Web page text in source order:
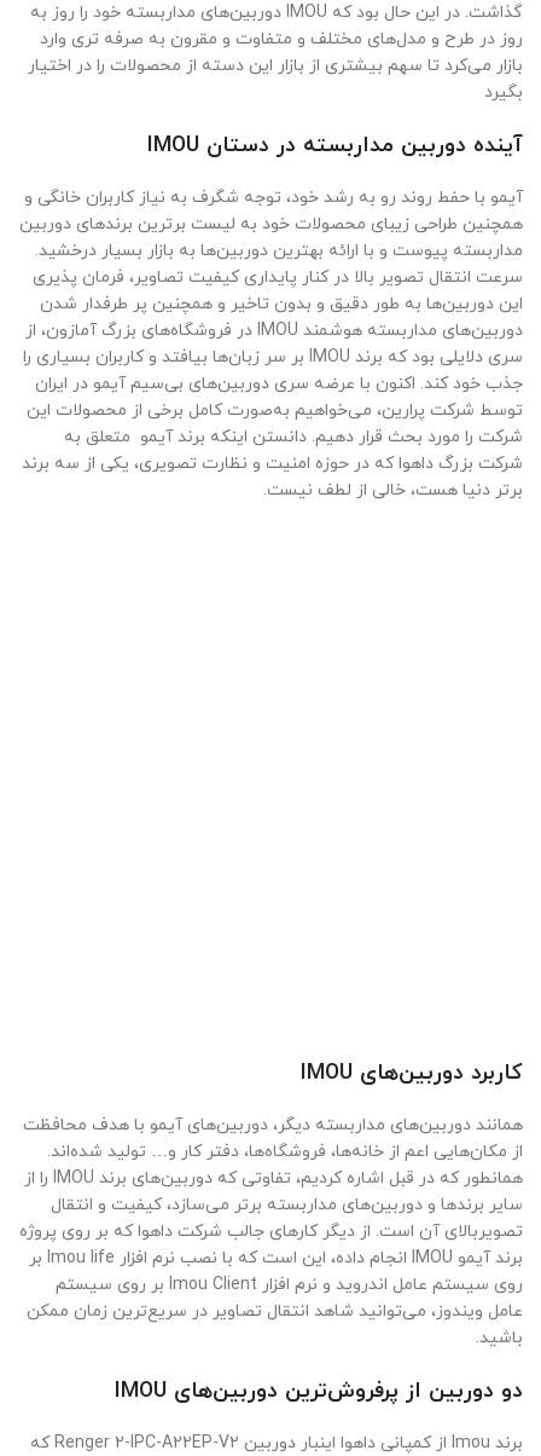
گذاشت. در این حال بود که IMOU دوربین‌های مداربسته خود را روز به
روز در طرح و مدل‌های مختلف و متفاوت و مقرون به صرفه تری وارد
بازار می‌کرد تا سهم بیشتری از بازار این دسته از محصولات را در اختیار
بگیرد
آینده دوربین مداربسته در دستان IMOU
آیمو با حفط روند رو به رشد خود، توجه شگرف به نیاز کاربران خانگی و
همچنین طراحی زیبای محصولات خود به لیست برترین برندهای دوربین
مداربسته پیوست و با ارائه بهترین دوربین‌ها به بازار بسیار درخشید.
سرعت انتقال تصویر بالا در کنار پایداری کیفیت تصاویر، فرمان پذیری
این دوربین‌ها به طور دقیق و بدون تاخیر و همچنین پر طرفدار شدن
دوربین‌های مداربسته هوشمند IMOU در فروشگاه‌های بزرگ آمازون، از
سری دلایلی بود که برند IMOU بر سر زبان‌ها بیافتد و کاربران بسیاری را
جذب خود کند. اکنون با عرضه سری دوربین‌های بی‌سیم آیمو در ایران
توسط شرکت پرارین، می‌خواهیم به‌صورت کامل برخی از محصولات این
شرکت را مورد بحث قرار دهیم. دانستن اینکه برند آیمو متعلق به
شرکت بزرگ داهوا که در حوزه امنیت و نظارت تصویری، یکی از سه برند
برتر دنیا هست، خالی از لطف نیست.
کاربرد دوربین‌های IMOU
همانند دوربین‌های مداربسته دیگر، دوربین‌های آیمو با هدف محافظت
از مکان‌هایی اعم از خانه‌ها، فروشگاه‌ها، دفتر کار و… تولید شده‌اند.
همانطور که در قبل اشاره کردیم، تفاوتی که دوربین‌های برند IMOU را از
سایر برندها و دوربین‌های مداربسته برتر می‌سازد، کیفیت و انتقال
تصویربالای آن است. از دیگر کارهای جالب شرکت داهوا که بر روی پروژه
برند آیمو IMOU انجام داده، این است که با نصب نرم افزار Imou life بر
روی سیستم عامل اندروید و نرم افزار Imou Client بر روی سیستم
عامل ویندوز، می‌توانید شاهد انتقال تصاویر در سریع‌ترین زمان ممکن
باشید.
دو دوربین از پرفروش‌ترین دوربین‌های IMOU
برند Imou از کمپانی داهوا اینبار دوربین Renger 2-IPC-A22EP-V2 که